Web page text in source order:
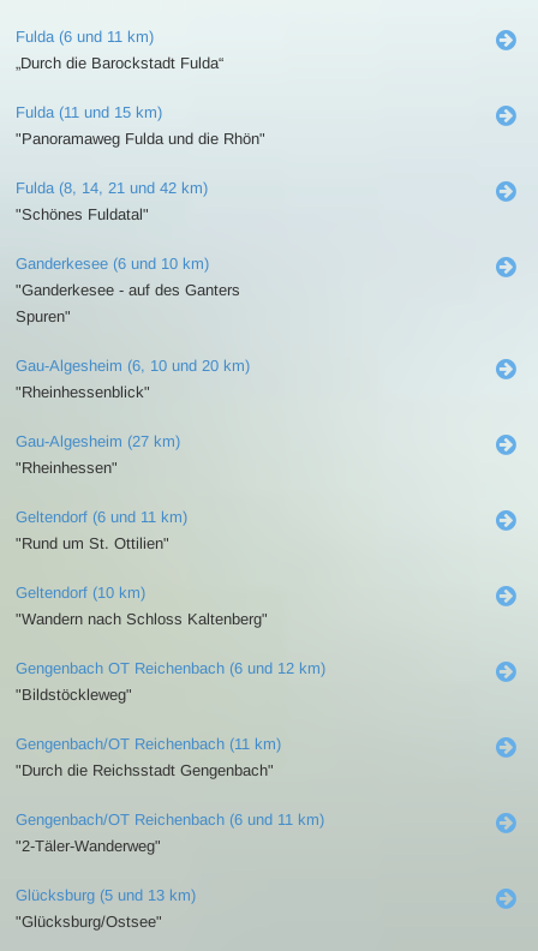
Fulda (6 und 11 km)
„Durch die Barockstadt Fulda“
Fulda (11 und 15 km)
"Panoramaweg Fulda und die Rhön"
Fulda (8, 14, 21 und 42 km)
"Schönes Fuldatal"
Ganderkesee (6 und 10 km)
"Ganderkesee - auf des Ganters
Spuren"
Gau-Algesheim (6, 10 und 20 km)
"Rheinhessenblick"
Gau-Algesheim (27 km)
"Rheinhessen"
Geltendorf (6 und 11 km)
"Rund um St. Ottilien"
Geltendorf (10 km)
"Wandern nach Schloss Kaltenberg"
Gengenbach OT Reichenbach (6 und 12 km)
"Bildstöckleweg"
Gengenbach/OT Reichenbach (11 km)
"Durch die Reichsstadt Gengenbach"
Gengenbach/OT Reichenbach (6 und 11 km)
"2-Täler-Wanderweg"
Glücksburg (5 und 13 km)
"Glücksburg/Ostsee"